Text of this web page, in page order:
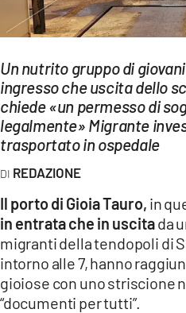
Streaming
LAC TV
LAC NETWORK
LAC ONAIR
LaC
LACPLAY.IT
LACTV.IT
LACONAIR.IT
Un nutrito gruppo di
ingresso che uscita dello
chiede «un permesso di
legalmente» Migrante
trasportato in ospedale
REDAZIONE
Il porto di Gioia Tauro, in
in entrata che in uscitada
migranti della tendopoli di
intorno alle 7, hanno
gioiose con uno striscione
“documenti per tutti”.